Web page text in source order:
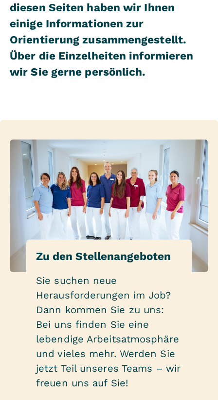
diesen Seiten haben wir Ihnen
einige Informationen zur
Orientierung zusammengestellt.
Über die Einzelheiten informieren
wir Sie gerne persönlich.
Zu den Stellenangeboten
Sie suchen neue
Herausforderungen im Job?
Dann kommen Sie zu uns:
Bei uns finden Sie eine
lebendige Arbeitsatmosphäre
und vieles mehr. Werden Sie
jetzt Teil unseres Teams – wir
freuen uns auf Sie!